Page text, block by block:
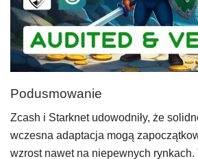
Podusmowanie
Zcash i Starknet udowodniły, że
wczesna adaptacja mogą
wzrost nawet na niepewnych rynkach.